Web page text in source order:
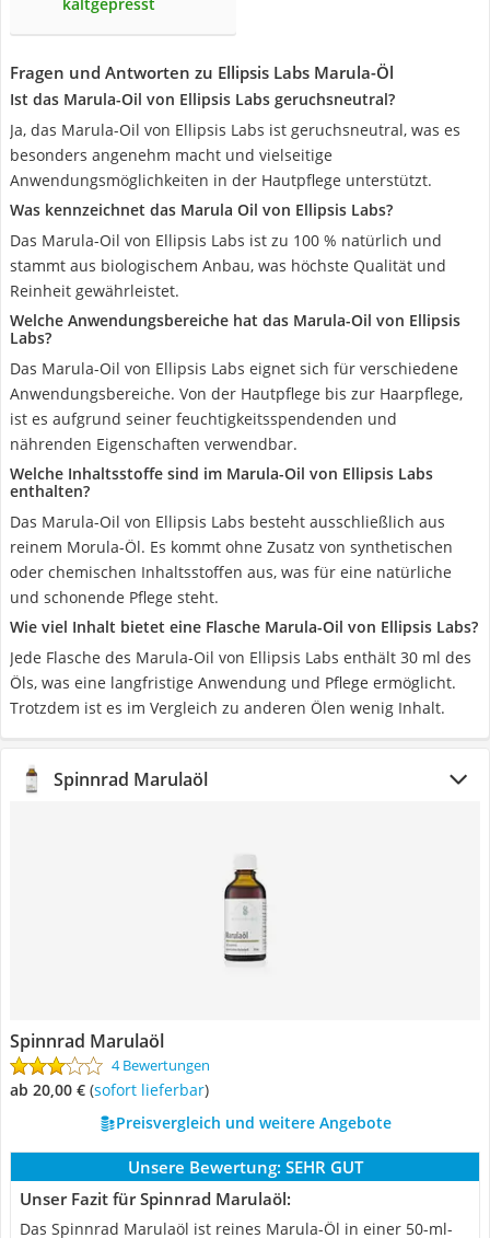
Fragen und Antworten zu Ellipsis Labs Marula-Öl
Ist das Marula-Oil von Ellipsis Labs geruchsneutral?
Ja, das Marula-Oil von Ellipsis Labs ist geruchsneutral, was es
besonders angenehm macht und vielseitige
Anwendungsmöglichkeiten in der Hautpflege unterstützt.
Was kennzeichnet das Marula Oil von Ellipsis Labs?
Das Marula-Oil von Ellipsis Labs ist zu 100 % natürlich und
stammt aus biologischem Anbau, was höchste Qualität und
Reinheit gewährleistet.
Welche Anwendungsbereiche hat das Marula-Oil von Ellipsis
Labs?
Das Marula-Oil von Ellipsis Labs eignet sich für verschiedene
Anwendungsbereiche. Von der Hautpflege bis zur Haarpflege,
ist es aufgrund seiner feuchtigkeitsspendenden und
nährenden Eigenschaften verwendbar.
Welche Inhaltsstoffe sind im Marula-Oil von Ellipsis Labs
enthalten?
Das Marula-Oil von Ellipsis Labs besteht ausschließlich aus
reinem Morula-Öl. Es kommt ohne Zusatz von synthetischen
oder chemischen Inhaltsstoffen aus, was für eine natürliche
und schonende Pflege steht.
Wie viel Inhalt bietet eine Flasche Marula-Oil von Ellipsis Labs?
Jede Flasche des Marula-Oil von Ellipsis Labs enthält 30 ml des
Öls, was eine langfristige Anwendung und Pflege ermöglicht.
Trotzdem ist es im Vergleich zu anderen Ölen wenig Inhalt.
Spinnrad Marulaöl
Spinnrad Marulaöl
4 Bewertungen
ab 20,00 € ( Sofort lieferbar)
Preisvergleich und weitere Angebote
Unsere Bewertung: SEHR GUT
Unser Fazit für Spinnrad Marulaöl:
Das Spinnrad Marulaöl ist reines Marula-Öl in einer 50-ml-